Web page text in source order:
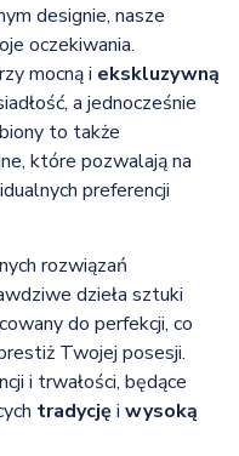
designie, nasze
oczekiwania.
mocną i ekskluzywną
a jednocześnie
to także
które pozwalają na
preferencji
rozwiązań
dzieła sztuki
do perfekcji, co
Twojej posesji.
i trwałości, będące
tradycję i wysoką